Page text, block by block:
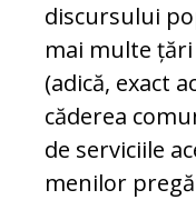
discursului
mai multe
(adică, exact
căderea
de serviciile
me­nilor